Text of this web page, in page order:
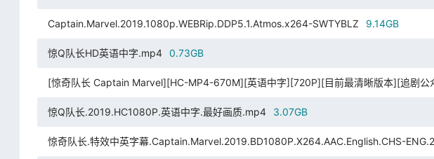
Captain.Marvel.2019.1080p.WEBRip.DDP5.1.Atmos.x264-SWTYBLZ 9.14GB
惊Q队长HD英语中字.mp4 0.73GB
[惊奇队长 Captain Marvel][HC-MP4-670M][英语中字][720P][目前最清晰版本][追剧公
惊Q队长.2019.HC1080P.英语中字.最好画质.mp4 3.07GB
惊奇队长.特效中英字幕.Captain.Marvel.2019.BD1080P.X264.AAC.English.CHS-